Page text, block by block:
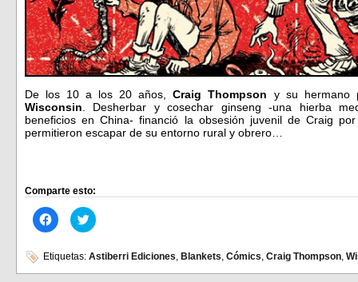
De los 10 a los 20 años,Craig Thompson y su hermano
Wisconsin . Desherbar y cosechar ginseng -una hierba
beneficios en China- financió la obsesión juvenil de Craig
permitieron escapar de su entorno rural y obrero…
Comparte esto:
Haz
clic
en
Facebook
(Se
Haz
clic
en
(Se
Etiquetas: Astiberri Ediciones, Blankets, Cómics, Craig Thompson,